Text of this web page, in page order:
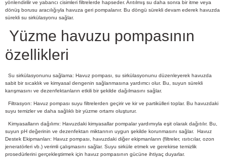
yönlendirilir ve yabancı cisimleri filtrelerde hapseder. Arıtılmış su daha sonra bir itme veya
dönüş borusu aracılığıyla havuza geri pompalanır. Bu döngü sürekli devam ederek havuzda
sürekli su sirkülasyonu sağlar.
Yüzme havuzu pompasının
özellikleri
Su sirkülasyonunu sağlama: Havuz pompası, su sirkülasyonunu düzenleyerek havuzda
sabit bir sıcaklık ve kimyasal dengenin sağlanmasına yardımcı olur. Bu, suyun sürekli
karışmasını ve dezenfektanların etkili bir şekilde dağılmasını sağlar.
Filtrasyon: Havuz pompası suyu filtrelerden geçirir ve kir ve partikülleri toplar. Bu havuzdaki
suyu temizler ve daha sağlıklı bir yüzme ortamı oluşturur.
Kimyasalların dağılımı: Havuzdaki kimyasallar pompalar yardımıyla eşit olarak dağıtılır. Bu,
suyun pH değerinin ve dezenfektan miktarının uygun şekilde korunmasını sağlar.
Havuz
Destek Ekipmanları: Havuz pompası, havuzdaki diğer ekipmanların (filtreler, ısıtıcılar, ozon
jeneratörleri vb.) verimli çalışmasını sağlar. Suyu sirküle etmek ve gerekirse temizlik
prosedürlerini gerçekleştirmek için havuz pompasının gücüne ihtiyaç duyarlar.